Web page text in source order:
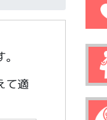
て適